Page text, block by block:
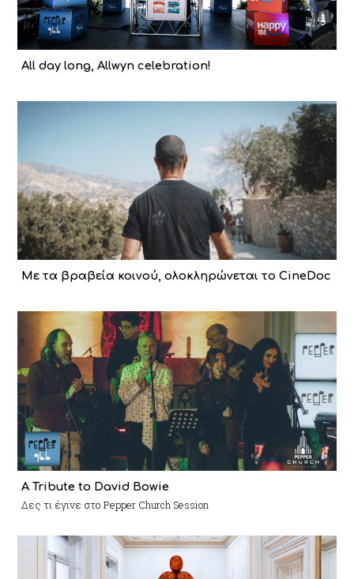
All day long, Allwyn celebration!
Με τα βραβεία κοινού, ολοκληρώνεται το CineDoc
A Tribute to David Bowie
Δες τι έγινε στο Pepper Church Session